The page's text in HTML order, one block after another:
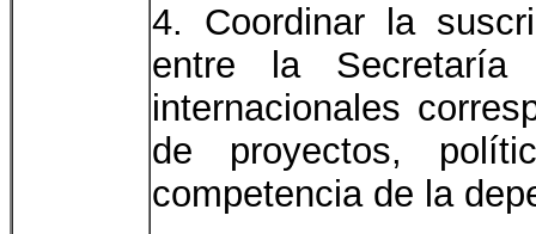
4. Coordinar la
entre la
internacionales
de proyectos,
competencia de la